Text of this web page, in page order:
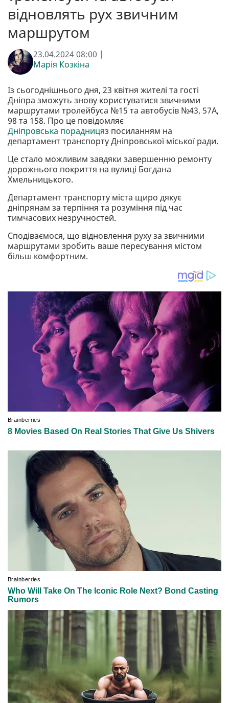
відновлять рух звичним
маршрутом
23.04.2024 08:00 |
Марія Козкіна
Із сьогоднішнього дня, 23 квітня жителі та гості
Дніпра зможуть знову користуватися звичними
маршрутами тролейбуса №15 та автобусів №43, 57А,
98 та 158. Про це повідомляє
Дніпровська порадницяз посиланням на
департамент транспорту Дніпровської міської ради.
Це стало можливим завдяки завершенню ремонту
дорожнього покриття на вулиці Богдана
Хмельницького.
Департамент транспорту міста щиро дякує
дніпрянам за терпіння та розуміння під час
тимчасових незручностей.
Сподіваємося, що відновлення руху за звичними
маршрутами зробить ваше пересування містом
більш комфортним.